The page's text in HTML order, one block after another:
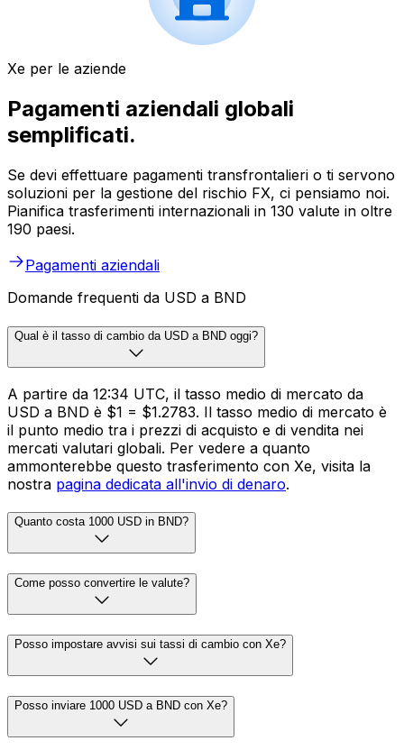
Xe per le aziende
Pagamenti aziendali globali
semplificati.
Se devi effettuare pagamenti transfrontalieri o ti servono
soluzioni per la gestione del rischio FX, ci pensiamo noi.
Pianifica trasferimenti internazionali in 130 valute in oltre
190 paesi.
Pagamenti aziendali
Domande frequenti da USD a BND
Qual è il tasso di cambio da USD a BND oggi?
A partire da 12:34 UTC, il tasso medio di mercato da
USD a BND è $1 = $1.2783. Il tasso medio di mercato è
il punto medio tra i prezzi di acquisto e di vendita nei
mercati valutari globali. Per vedere a quanto
ammonterebbe questo trasferimento con Xe, visita la
nostra pagina dedicata all'invio di denaro.
Quanto costa 1000 USD in BND?
Come posso convertire le valute?
Posso impostare avvisi sui tassi di cambio con Xe?
Posso inviare 1000 USD a BND con Xe?